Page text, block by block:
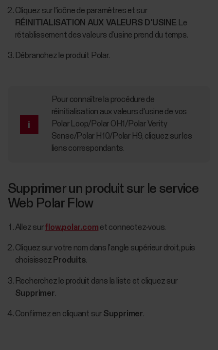
Cliquez sur l'icône de paramètres et sur
RÉINITIALISATION AUX VALEURS D'USINE. Le
rétablissement des valeurs d'usine prend du temps.
Débranchez le produit Polar.
Pour connaître la procédure de
réinitialisation aux valeurs d'usine de vos
Polar Loop/Polar OH1/Polar Verity
Sense/Polar H10/Polar H9, cliquez sur les
liens correspondants.
Supprimer un produit sur le service
Web Polar Flow
Allez surflow.polar.com et connectez-vous.
Cliquez sur votre nom dans l'angle supérieur droit, puis
choisissez Produits.
Recherchez le produit dans la liste et cliquez sur
Supprimer.
Confirmez en cliquant sur Supprimer.